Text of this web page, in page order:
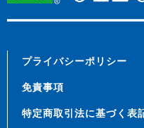
プライバシーポリシー
免責事項
特定商取引法に基づく表